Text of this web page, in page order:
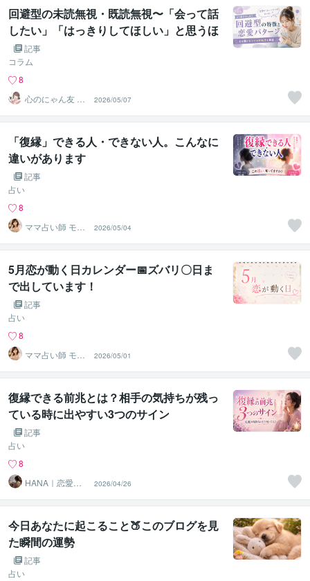
回避型の未読無視・既読無視〜「会って話
したい」「はっきりしてほしい」と思うほ
ど苦しくなる理由〜
記事
コラム
8
心のにゃん友 ゆ
かこ【うつ・復
縁相談】
2026/05/07
「復縁」できる人・できない人。こんなに
違いがあります
記事
占い
8
ママ占い師 モモ
たろっと
2026/05/04
5月恋が動く日カレンダー📅ズバリ〇日ま
で出しています！
記事
占い
8
ママ占い師 モモ
たろっと
2026/05/01
復縁できる前兆とは？相手の気持ちが残っ
ている時に出やすい3つのサイン
記事
占い
8
HANA｜恋愛心
理×霊視鑑定師
2026/04/26
今日あなたに起こること🍑このブログを見
た瞬間の運勢
記事
占い